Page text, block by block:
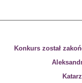
Konkurs został